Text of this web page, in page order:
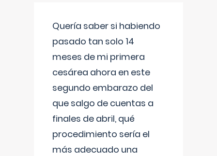
Quería saber si habiendo
pasado tan solo 14
meses de mi primera
cesárea ahora en este
segundo embarazo del
que salgo de cuentas a
finales de abril, qué
procedimiento sería el
más adecuado una